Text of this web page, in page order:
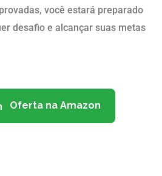
você estará preparado
desafio e alcançar suas metas
Oferta na Amazon